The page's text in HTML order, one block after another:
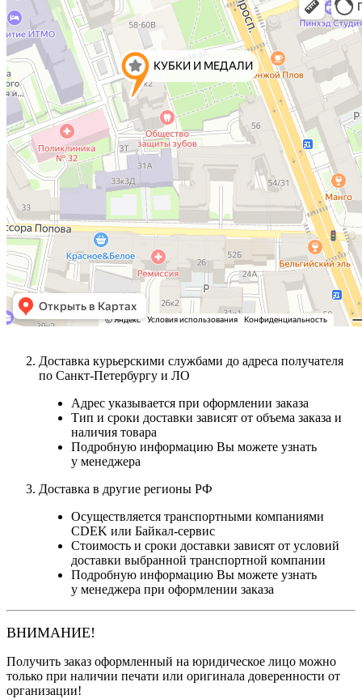
Доставка курьерскими службами до адреса получателя
по Санкт-Петербургу и ЛО
Адрес указывается при оформлении заказа
Тип и сроки доставки зависят от объема заказа и
наличия товара
Подробную информацию Вы можете узнать
у менеджера
Доставка в другие регионы РФ
Осуществляется транспортными компаниями
CDEK или Байкал-сервис
Стоимость и сроки доставки зависят от условий
доставки выбранной транспортной компании
Подробную информацию Вы можете узнать
у менеджера при оформлении заказа
ВНИМАНИЕ!
Получить заказ оформленный на юридическое лицо можно
только при наличии печати или оригинала доверенности от
организации!